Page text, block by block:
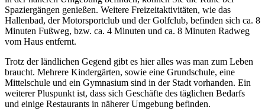
Spaziergängen genießen. Weitere Freizeitaktivitäten, wie das
Hallenbad, der Motorsportclub und der Golfclub, befinden sich ca. 8
Minuten Fußweg, bzw. ca. 4 Minuten und ca. 8 Minuten Radweg
vom Haus entfernt.
Trotz der ländlichen Gegend gibt es hier alles was man zum Leben
braucht. Mehrere Kindergärten, sowie eine Grundschule, eine
Mittelschule und ein Gymnasium sind in der Stadt vorhanden. Ein
weiterer Pluspunkt ist, dass sich Geschäfte des täglichen Bedarfs
und einige Restaurants in näherer Umgebung befinden.